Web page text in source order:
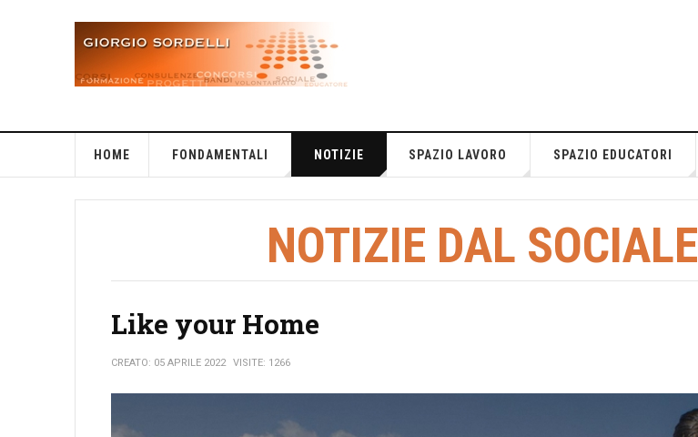
HOME FONDAMENTALI NOTIZIE SPAZIO LAVORO SPAZIO EDUCATORI
NOTIZIE DAL SOCIALE
Like your Home
CREATO: 05 APRILE 2022 VISITE: 1266